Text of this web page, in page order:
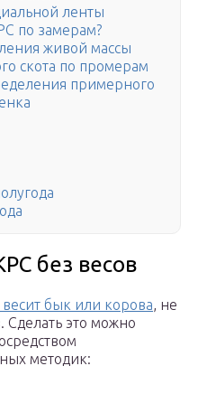
ленты
по замерам?
живой массы
скота по промерам
примерного
без весов
весит бык или корова, не
Сделать это можно
методик: